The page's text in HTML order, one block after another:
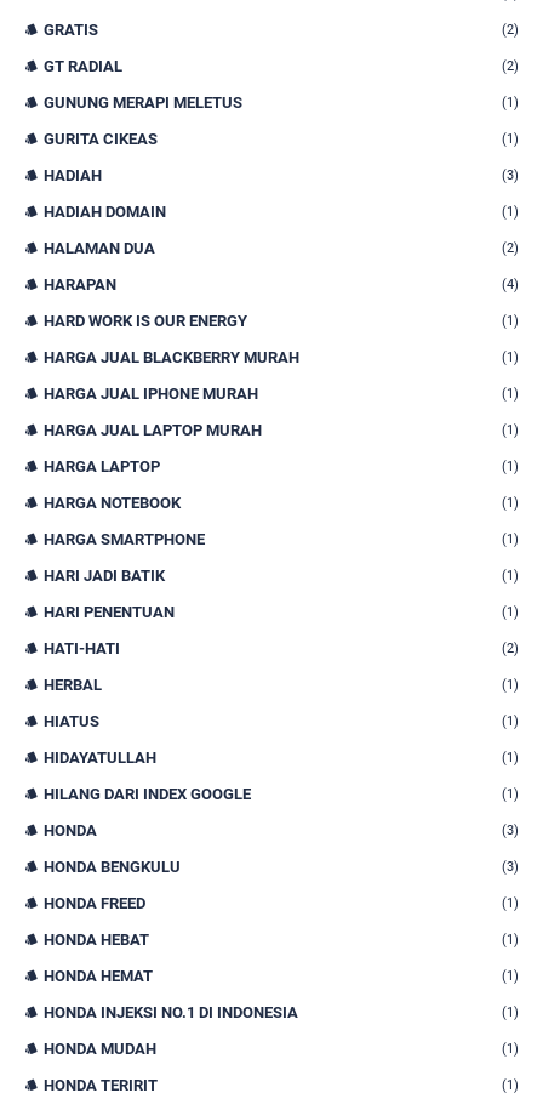
GRATIS (2)
GT RADIAL (2)
GUNUNG MERAPI MELETUS (1)
GURITA CIKEAS (1)
HADIAH (3)
HADIAH DOMAIN (1)
HALAMAN DUA (2)
HARAPAN (4)
HARD WORK IS OUR ENERGY (1)
HARGA JUAL BLACKBERRY MURAH (1)
HARGA JUAL IPHONE MURAH (1)
HARGA JUAL LAPTOP MURAH (1)
HARGA LAPTOP (1)
HARGA NOTEBOOK (1)
HARGA SMARTPHONE (1)
HARI JADI BATIK (1)
HARI PENENTUAN (1)
HATI-HATI (2)
HERBAL (1)
HIATUS (1)
HIDAYATULLAH (1)
HILANG DARI INDEX GOOGLE (1)
HONDA (3)
HONDA BENGKULU (3)
HONDA FREED (1)
HONDA HEBAT (1)
HONDA HEMAT (1)
HONDA INJEKSI NO.1 DI INDONESIA (1)
HONDA MUDAH (1)
HONDA TERIRIT (1)